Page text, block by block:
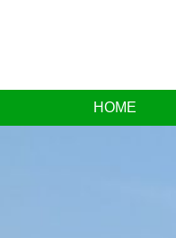
HOME